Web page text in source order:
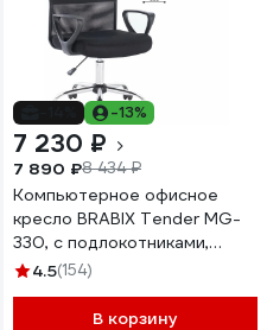
-13%
7 230 ₽
7 890 ₽8 434 ₽
Компьютерное офисное
кресло BRABIX Tender MG-
330, с подлокотниками,
хром, сетка 531845
4.5(154)
В корзину